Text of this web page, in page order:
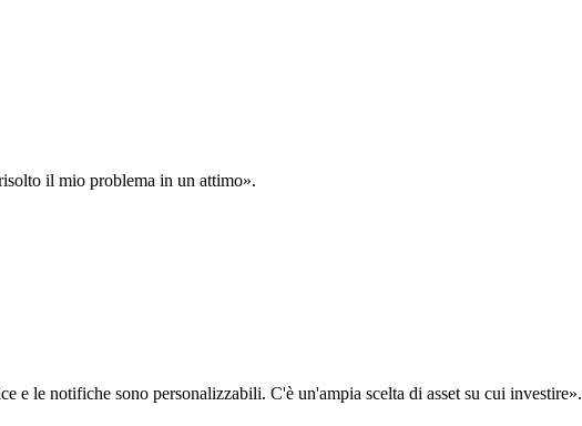
il mio problema in un attimo».
e le notifiche sono personalizzabili. C'è un'ampia scelta di asset su cui investire».